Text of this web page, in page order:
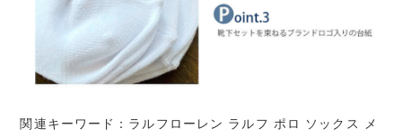
関連キーワード：ラルフローレン ラルフ ポロ ソックス メ